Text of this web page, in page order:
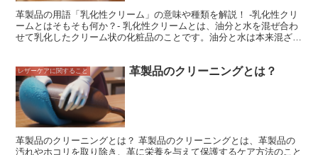
革製品の用語「乳化性クリーム」の意味や種類を解説！ -乳化性クリ
ームとはそもそも何か？- 乳化性クリームとは、油分と水を混ぜ合わ
せて乳化したクリーム状の化粧品のことです。油分と水は本来混ざり
化性クリームは、油分の保湿効果と水のさっぱりとした使用感という
両方のメリットを兼ね備えているのが特徴です。また、乳化剤は肌な
じみが良く、伸びが良いので、塗りやすく、肌に負担をかけません。
レザーケアに関すること 革製品のクリーニングとは？
革製品のクリーニングとは？ 革製品のクリーニングとは、革製品の
汚れやホコリを取り除き、革に栄養を与えて保護するケア方法のこと